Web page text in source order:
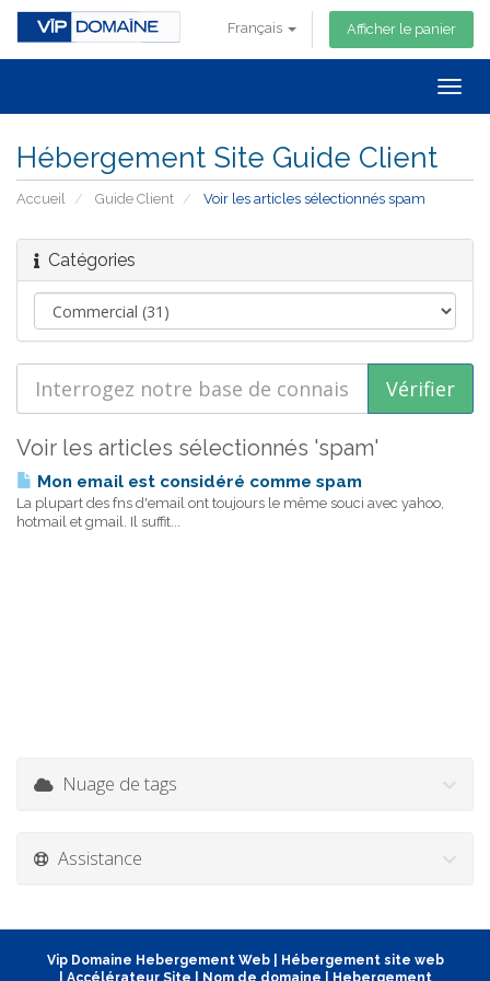
Français Afficher le panier
Hébergement Site Guide Client
Accueil Guide Client Voir les articles sélectionnés spam
Catégories
Voir les articles sélectionnés 'spam'
Mon email est considéré comme spam
La plupart des fns d'email ont toujours le même souci avec yahoo,
hotmail et gmail. Il suffit...
Nuage de tags
Assistance
Vip Domaine Hebergement Web|
Hébergement site web
Accélérateur Site Nom de domaine Hebergement